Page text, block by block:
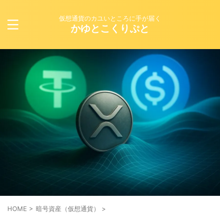
仮想通貨のカユいところに手が届く
かゆとこくりぷと
HOME > 暗号資産（仮想通貨） >